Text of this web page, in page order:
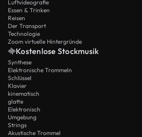
Luftvideografie
Essen & Trinken
Reisen
Der Transport
Technologie
Zoom virtuelle Hintergründe
Kostenlose Stockmusik
Synthese
Elektronische Trommeln
Schlüssel
Klavier
kinematisch
glatte
Elektronisch
Umgebung
Strings
Akustische Trommel